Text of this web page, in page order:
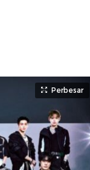
Perbesar